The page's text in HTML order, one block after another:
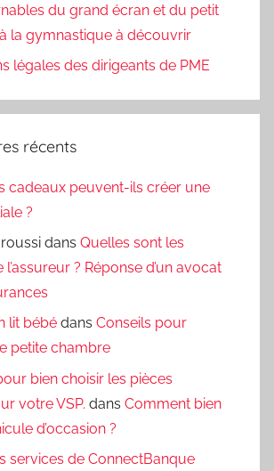
du grand écran et du petit
la gymnastique à découvrir
légales des dirigeants de PME
récents
cadeaux peuvent-ils créer une
?
dans Quelles sont les
? Réponse d’un avocat
lit bébé dans Conseils pour
petite chambre
bien choisir les pièces
votre VSP. dans Comment bien
d’occasion ?
services de ConnectBanque